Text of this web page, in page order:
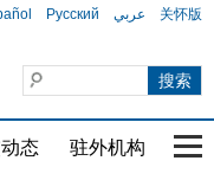
Русский عربي 关怀版
态 驻外机构 国